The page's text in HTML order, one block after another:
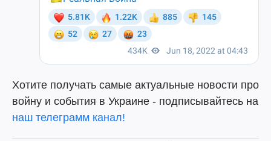
Хотите получать самые актуальные новости про
войну и события в Украине - подписывайтесь на
наш телеграмм канал!